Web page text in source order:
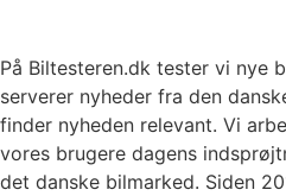
På Biltesteren.dk tester vi nye
serverer nyheder fra den
finder nyheden relevant. Vi
vores brugere dagens
det danske bilmarked. Siden